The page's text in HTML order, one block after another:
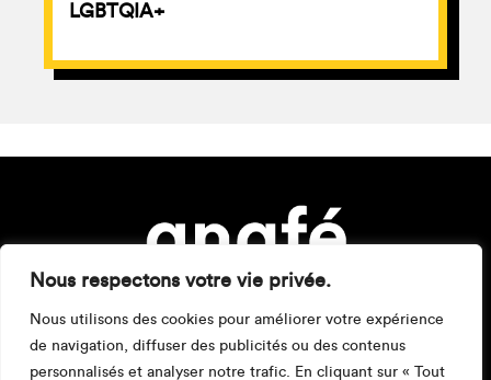
Nous respectons votre vie privée.
Nous utilisons des cookies pour améliorer votre expérience
de navigation, diffuser des publicités ou des contenus
personnalisés et analyser notre trafic. En cliquant sur « Tout
LGBTQIA+